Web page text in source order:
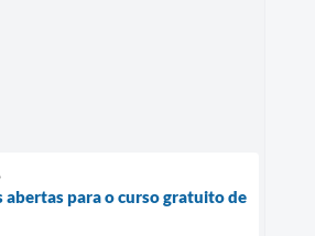
abertas para o curso gratuito de